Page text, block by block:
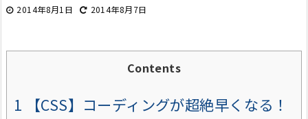
2014年8月1日 2014年8月7日
Contents
1 【CSS】コーディングが超絶早くなる！